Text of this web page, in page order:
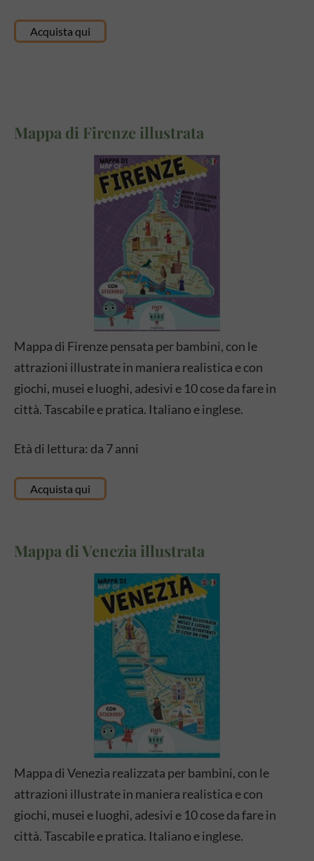
Acquista qui
Mappa di Firenze illustrata
Mappa di Firenze pensata per bambini, con le
attrazioni illustrate in maniera realistica e con
giochi, musei e luoghi, adesivi e 10 cose da fare in
città. Tascabile e pratica. Italiano e inglese.
Età di lettura: da 7 anni
Acquista qui
Mappa di Venezia illustrata
Mappa di Venezia realizzata per bambini, con le
attrazioni illustrate in maniera realistica e con
giochi, musei e luoghi, adesivi e 10 cose da fare in
città. Tascabile e pratica. Italiano e inglese.